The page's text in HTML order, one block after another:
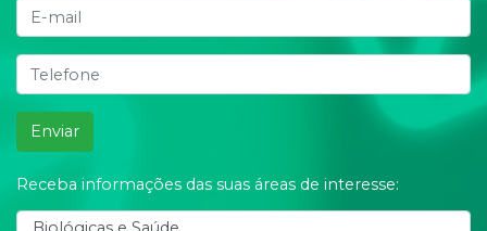
Enviar
Receba informações das suas áreas de interesse: